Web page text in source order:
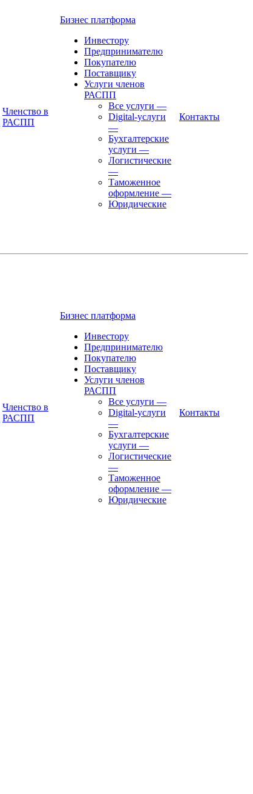
Членство в
РАСПП
Бизнес платформа
Инвестору
Предпринимателю
Покупателю
Поставщику
Услуги членов
РАСПП
Все услуги —
Digital-услуги
—
Бухгалтерские
услуги —
Логистические
—
Таможенное
оформление —
Юридические
Контакты
Членство в
РАСПП
Бизнес платформа
Инвестору
Предпринимателю
Покупателю
Поставщику
Услуги членов
РАСПП
Все услуги —
Digital-услуги
—
Бухгалтерские
услуги —
Логистические
—
Таможенное
оформление —
Юридические
Контакты